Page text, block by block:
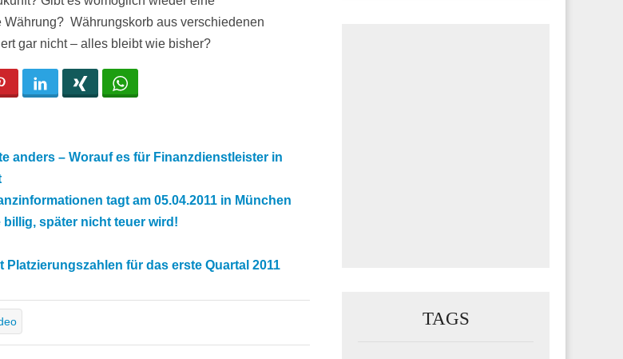
Währungskorb aus verschiedenen
gar nicht – alles bleibt wie bisher?
Pinterest LinkedIn
anders – Worauf es für Finanzdienstleister in
tagt am 05.04.2011 in München
billig, später nicht teuer wird!
Platzierungszahlen für das erste Quartal 2011
TAGS